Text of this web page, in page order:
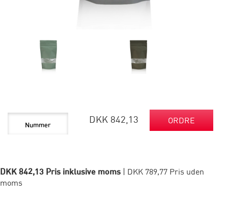
DKK 842,13 ORDRE
DKK 842,13 Pris inklusive moms | DKK 789,77 Pris uden
moms